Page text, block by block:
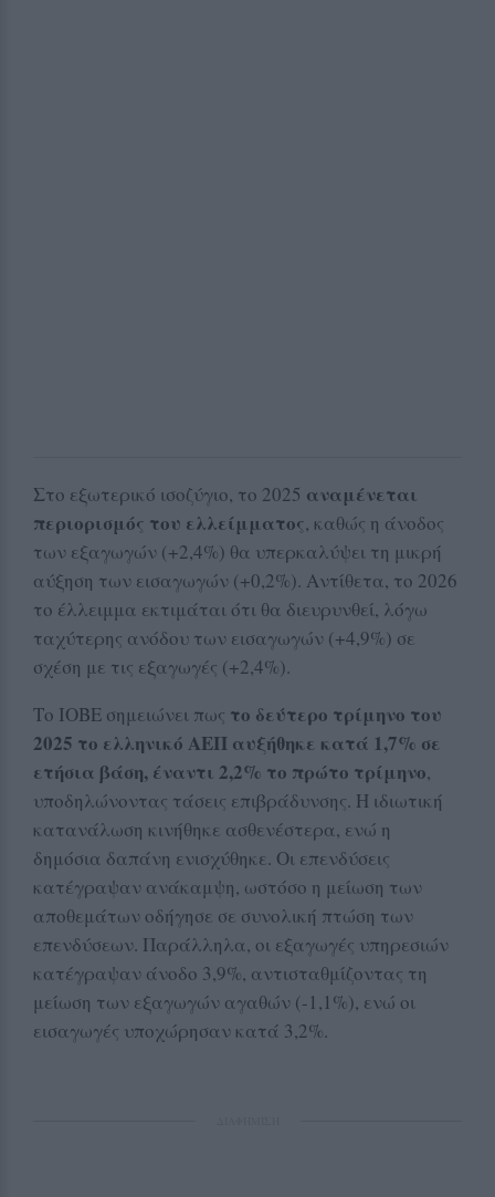
Στο εξωτερικό ισοζύγιο, το 2025 αναμένεται
περιορισμός του ελλείμματος, καθώς η άνοδος
των εξαγωγών (+2,4%) θα υπερκαλύψει τη μικρή
αύξηση των εισαγωγών (+0,2%). Αντίθετα, το 2026
το έλλειμμα εκτιμάται ότι θα διευρυνθεί, λόγω
ταχύτερης ανόδου των εισαγωγών (+4,9%) σε
σχέση με τις εξαγωγές (+2,4%).
Το ΙΟΒΕ σημειώνει πως το δεύτερο τρίμηνο του
2025 το ελληνικό ΑΕΠ αυξήθηκε κατά 1,7% σε
ετήσια βάση, έναντι 2,2% το πρώτο τρίμηνο,
υποδηλώνοντας τάσεις επιβράδυνσης. Η ιδιωτική
κατανάλωση κινήθηκε ασθενέστερα, ενώ η
δημόσια δαπάνη ενισχύθηκε. Οι επενδύσεις
κατέγραψαν ανάκαμψη, ωστόσο η μείωση των
αποθεμάτων οδήγησε σε συνολική πτώση των
επενδύσεων. Παράλληλα, οι εξαγωγές υπηρεσιών
κατέγραψαν άνοδο 3,9%, αντισταθμίζοντας τη
μείωση των εξαγωγών αγαθών (-1,1%), ενώ οι
εισαγωγές υποχώρησαν κατά 3,2%.